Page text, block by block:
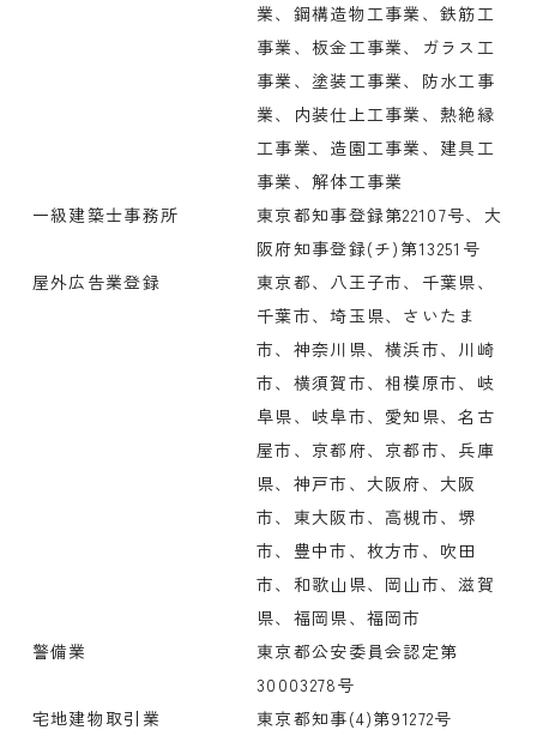
業、鋼構造物工事業、鉄筋工
事業、板金工事業、ガラス工
事業、塗装工事業、防水工事
業、内装仕上工事業、熱絶縁
工事業、造園工事業、建具工
事業、解体工事業
一級建築士事務所
東京都知事登録第22107号、大
阪府知事登録(チ)第13251号
屋外広告業登録
東京都、八王子市、千葉県、
千葉市、埼玉県、さいたま
市、神奈川県、横浜市、川崎
市、横須賀市、相模原市、岐
阜県、岐阜市、愛知県、名古
屋市、京都府、京都市、兵庫
県、神戸市、大阪府、大阪
市、東大阪市、高槻市、堺
市、豊中市、枚方市、吹田
市、和歌山県、岡山市、滋賀
県、福岡県、福岡市
警備業
東京都公安委員会認定第
30003278号
宅地建物取引業
東京都知事(4)第91272号